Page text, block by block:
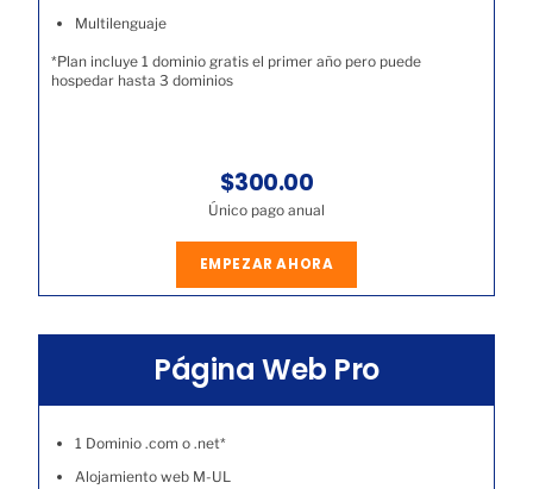
Multilenguaje
*Plan incluye 1 dominio gratis el primer año pero puede
hospedar hasta 3 dominios
$300.00
Único pago anual
EMPEZAR AHORA
Página Web Pro
1 Dominio .com o .net*
Alojamiento web M-UL